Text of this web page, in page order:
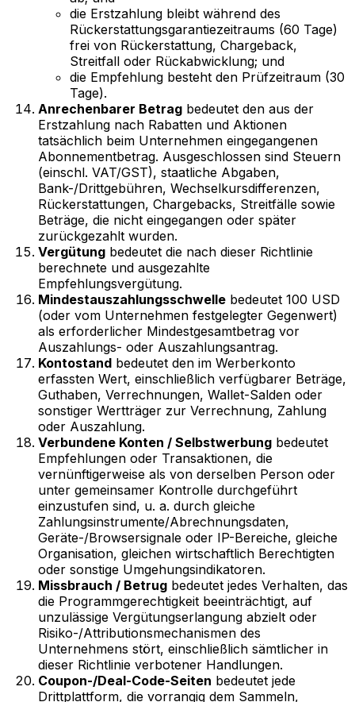
die Erstzahlung bleibt während des
Rückerstattungsgarantiezeitraums (60 Tage)
frei von Rückerstattung, Chargeback,
Streitfall oder Rückabwicklung; und
die Empfehlung besteht den Prüfzeitraum (30
Tage).
Anrechenbarer Betrag bedeutet den aus der
Erstzahlung nach Rabatten und Aktionen
tatsächlich beim Unternehmen eingegangenen
Abonnementbetrag. Ausgeschlossen sind Steuern
(einschl. VAT/GST), staatliche Abgaben,
Bank-/Drittgebühren, Wechselkursdifferenzen,
Rückerstattungen, Chargebacks, Streitfälle sowie
Beträge, die nicht eingegangen oder später
zurückgezahlt wurden.
Vergütung bedeutet die nach dieser Richtlinie
berechnete und ausgezahlte
Empfehlungsvergütung.
Mindestauszahlungsschwelle bedeutet 100 USD
(oder vom Unternehmen festgelegter Gegenwert)
als erforderlicher Mindestgesamtbetrag vor
Auszahlungs- oder Auszahlungsantrag.
Kontostand bedeutet den im Werberkonto
erfassten Wert, einschließlich verfügbarer Beträge,
Guthaben, Verrechnungen, Wallet-Salden oder
sonstiger Wertträger zur Verrechnung, Zahlung
oder Auszahlung.
Verbundene Konten / Selbstwerbung bedeutet
Empfehlungen oder Transaktionen, die
vernünftigerweise als von derselben Person oder
unter gemeinsamer Kontrolle durchgeführt
einzustufen sind, u. a. durch gleiche
Zahlungsinstrumente/Abrechnungsdaten,
Geräte-/Browsersignale oder IP-Bereiche, gleiche
Organisation, gleichen wirtschaftlich Berechtigten
oder sonstige Umgehungsindikatoren.
Missbrauch / Betrug bedeutet jedes Verhalten, das
die Programmgerechtigkeit beeinträchtigt, auf
unzulässige Vergütungserlangung abzielt oder
Risiko-/Attributionsmechanismen des
Unternehmens stört, einschließlich sämtlicher in
dieser Richtlinie verbotener Handlungen.
Coupon-/Deal-Code-Seiten bedeutet jede
Drittplattform, die vorrangig dem Sammeln,